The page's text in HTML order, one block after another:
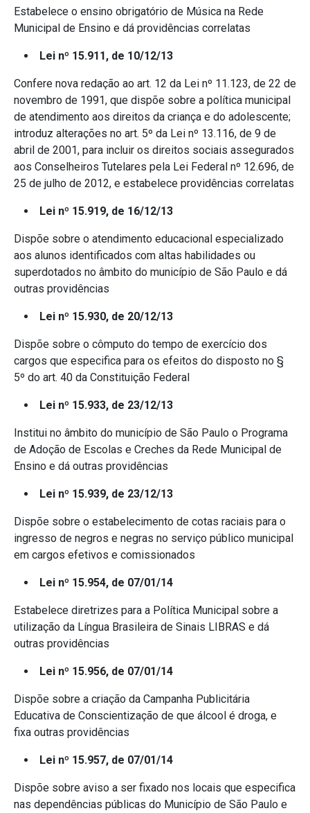
Estabelece o ensino obrigatório de Música na Rede
Municipal de Ensino e dá providências correlatas
Lei nº 15.911, de 10/12/13
Confere nova redação ao art. 12 da Lei nº 11.123, de 22 de
novembro de 1991, que dispõe sobre a política municipal
de atendimento aos direitos da criança e do adolescente;
introduz alterações no art. 5º da Lei nº 13.116, de 9 de
abril de 2001, para incluir os direitos sociais assegurados
aos Conselheiros Tutelares pela Lei Federal nº 12.696, de
25 de julho de 2012, e estabelece providências correlatas
Lei nº 15.919, de 16/12/13
Dispõe sobre o atendimento educacional especializado
aos alunos identificados com altas habilidades ou
superdotados no âmbito do município de São Paulo e dá
outras providências
Lei nº 15.930, de 20/12/13
Dispõe sobre o cômputo do tempo de exercício dos
cargos que especifica para os efeitos do disposto no §
5º do art. 40 da Constituição Federal
Lei nº 15.933, de 23/12/13
Institui no âmbito do município de São Paulo o Programa
de Adoção de Escolas e Creches da Rede Municipal de
Ensino e dá outras providências
Lei nº 15.939, de 23/12/13
Dispõe sobre o estabelecimento de cotas raciais para o
ingresso de negros e negras no serviço público municipal
em cargos efetivos e comissionados
Lei nº 15.954, de 07/01/14
Estabelece diretrizes para a Política Municipal sobre a
utilização da Língua Brasileira de Sinais LIBRAS e dá
outras providências
Lei nº 15.956, de 07/01/14
Dispõe sobre a criação da Campanha Publicitária
Educativa de Conscientização de que álcool é droga, e
fixa outras providências
Lei nº 15.957, de 07/01/14
Dispõe sobre aviso a ser fixado nos locais que especifica
nas dependências públicas do Município de São Paulo e